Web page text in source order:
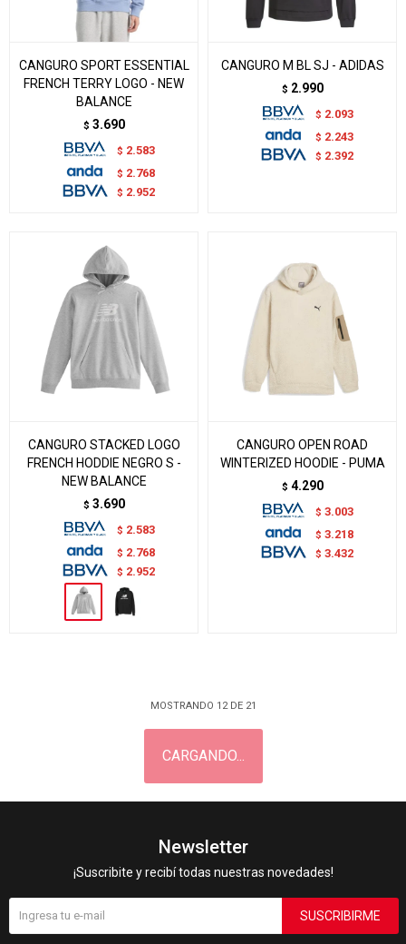
CANGURO SPORT ESSENTIAL
FRENCH TERRY LOGO - NEW
BALANCE
$ 3.690
$ 2.583
$ 2.768
$ 2.952
CANGURO M BL SJ - ADIDAS
$ 2.990
$ 2.093
$ 2.243
$ 2.392
CANGURO STACKED LOGO
FRENCH HODDIE NEGRO S -
NEW BALANCE
$ 3.690
$ 2.583
$ 2.768
$ 2.952
CANGURO OPEN ROAD
WINTERIZED HOODIE - PUMA
$ 4.290
$ 3.003
$ 3.218
$ 3.432
MOSTRANDO 12DE 21
Newsletter
¡Suscribite y recibí todas nuestras novedades!
SUSCRIBIRME